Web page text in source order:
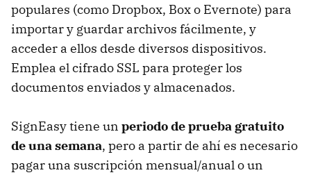
populares (como Dropbox, Box o Evernote) para
importar y guardar archivos fácilmente, y
acceder a ellos desde diversos dispositivos.
Emplea el cifrado SSL para proteger los
documentos enviados y almacenados.
SignEasy tiene un periodo de prueba gratuito
de una semana, pero a partir de ahí es necesario
pagar una suscripción mensual/anual o un